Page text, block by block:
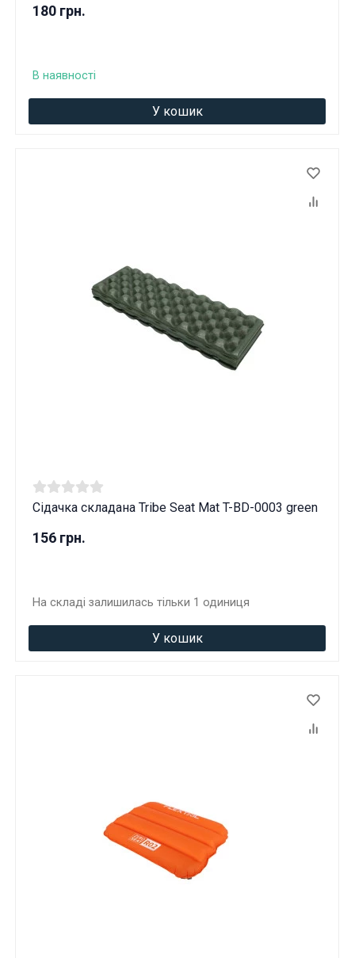
180 грн.
В наявності
У кошик
Сідачка складана Tribe Seat Mat T-BD-0003 green
156 грн.
На складі залишилась тільки 1 одиниця
У кошик